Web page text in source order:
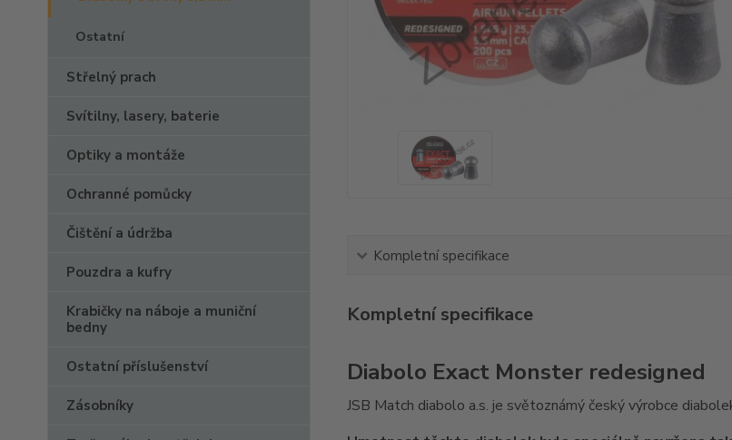
Ostatní
Střelný prach
Svítilny, lasery, baterie
Optiky a montáže
Ochranné pomůcky
Čištění a údržba
Pouzdra a kufry
Krabičky na náboje a muniční
bedny
Ostatní příslušenství
Zásobníky
Kompletní specifikace
Kompletní specifikace
Diabolo Exact Monster redesigned
JSB Match diabolo a.s. je světoznámý český výrobce